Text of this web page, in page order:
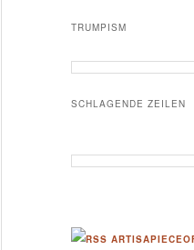
TRUMPISM
SCHLAGENDE ZEILEN